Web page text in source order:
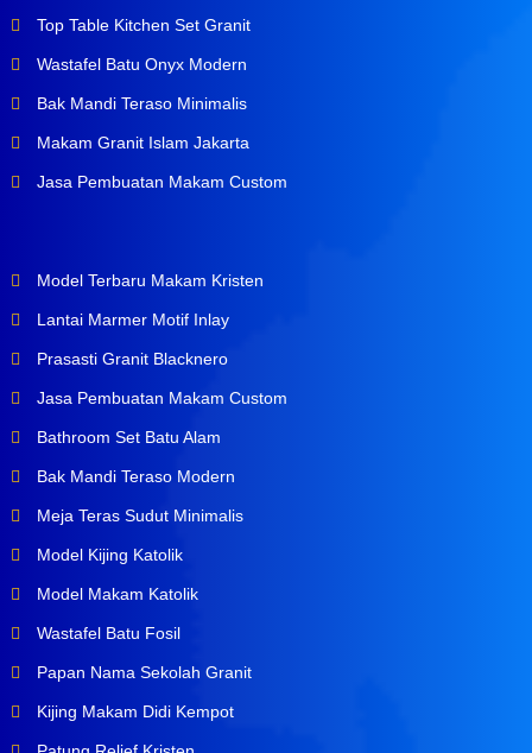
Top Table Kitchen Set Granit
Wastafel Batu Onyx Modern
Bak Mandi Teraso Minimalis
Makam Granit Islam Jakarta
Jasa Pembuatan Makam Custom
Model Terbaru Makam Kristen
Lantai Marmer Motif Inlay
Prasasti Granit Blacknero
Jasa Pembuatan Makam Custom
Bathroom Set Batu Alam
Bak Mandi Teraso Modern
Meja Teras Sudut Minimalis
Model Kijing Katolik
Model Makam Katolik
Wastafel Batu Fosil
Papan Nama Sekolah Granit
Kijing Makam Didi Kempot